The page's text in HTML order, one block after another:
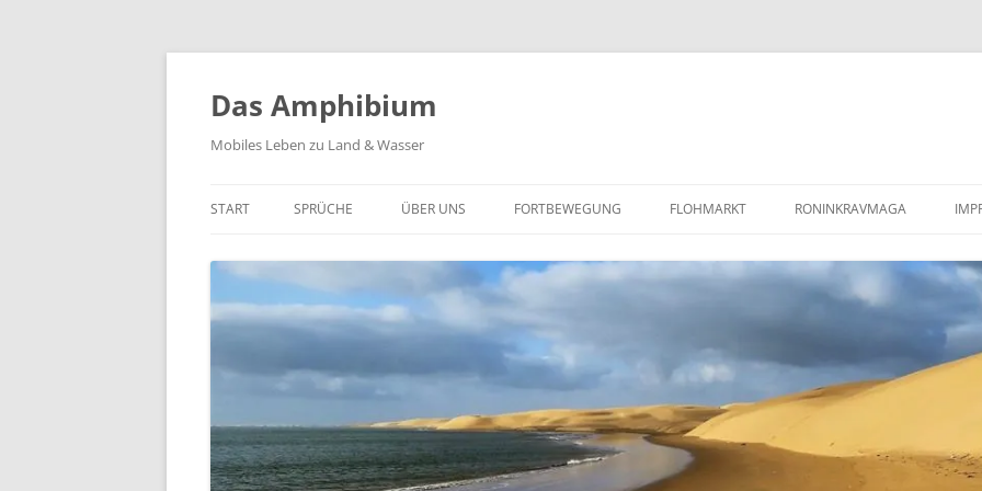
Zum
Das Amphibium
Mobiles Leben zu Land & Wasser
START SPRÜCHE ÜBER UNS FORTBEWEGUNG FLOHMARKT
LUFTLANDEBLECHE
REPARATURANLEITUNG/WERKSTATTHANDBUCH
DEFENDER TD5
RONINKRAVMAGA
KOBUDO
MINDFULNESS BASED STRESS
REDUCTION (MBSR)
(WILDNISPÄDAGOGIK)
BARFUSSLAUFEN